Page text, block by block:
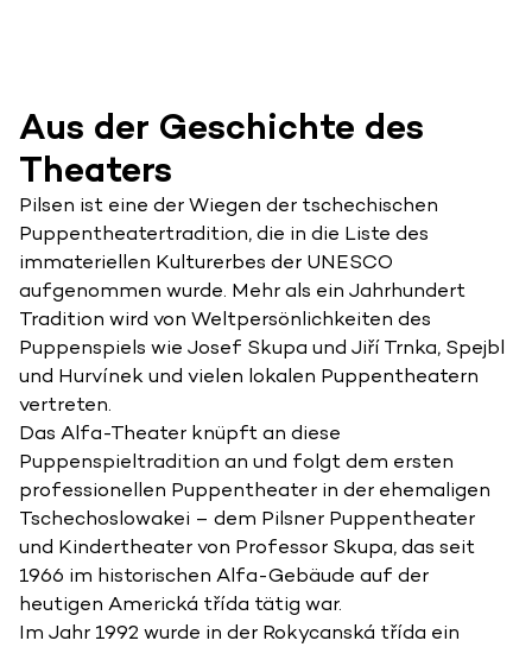
Aus der Geschichte des
Theaters
Pilsen ist eine der Wiegen der tschechischen
Puppentheatertradition, die in die Liste des
immateriellen Kulturerbes der UNESCO
aufgenommen wurde. Mehr als ein Jahrhundert
Tradition wird von Weltpersönlichkeiten des
Puppenspiels wie Josef Skupa und Jiří Trnka, Spejbl
und Hurvínek und vielen lokalen Puppentheatern
vertreten.
Das Alfa-Theater knüpft an diese
Puppenspieltradition an und folgt dem ersten
professionellen Puppentheater in der ehemaligen
Tschechoslowakei – dem Pilsner Puppentheater
und Kindertheater von Professor Skupa, das seit
1966 im historischen Alfa-Gebäude auf der
heutigen Americká třída tätig war.
Im Jahr 1992 wurde in der Rokycanská třída ein